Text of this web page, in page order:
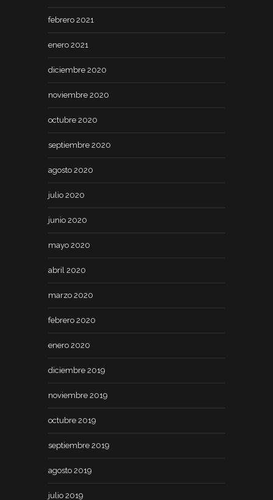
febrero 2021
enero 2021
diciembre 2020
noviembre 2020
octubre 2020
septiembre 2020
agosto 2020
julio 2020
junio 2020
mayo 2020
abril 2020
marzo 2020
febrero 2020
enero 2020
diciembre 2019
noviembre 2019
octubre 2019
septiembre 2019
agosto 2019
julio 2019